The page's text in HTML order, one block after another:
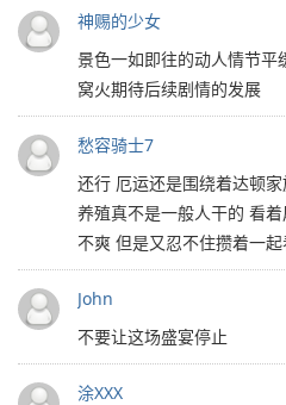
神赐的少女
景色一如即往的动人情节平
窝火期待后续剧情的发展
愁容骑士7
还行 厄运还是围绕着达顿
养殖真不是一般人干的 看
不爽 但是又忍不住攒着一
John
不要让这场盛宴停止
涂XXX